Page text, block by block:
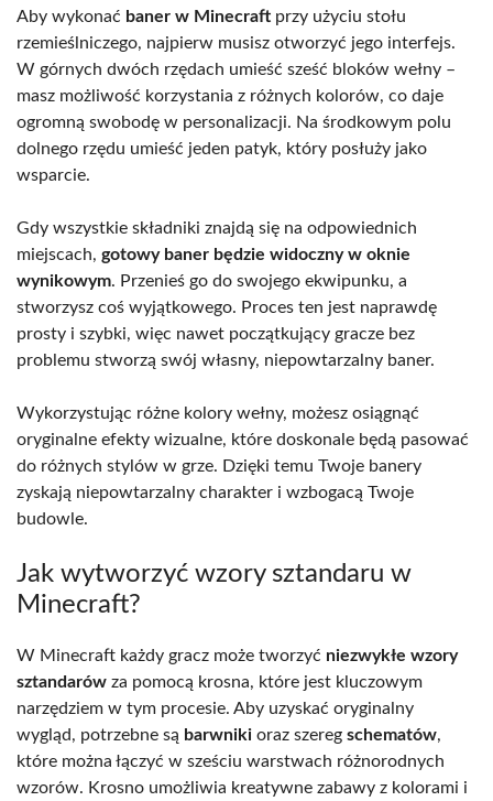
Aby wykonać baner w Minecraft przy użyciu stołu
rzemieślniczego, najpierw musisz otworzyć jego interfejs.
W górnych dwóch rzędach umieść sześć bloków wełny –
masz możliwość korzystania z różnych kolorów, co daje
ogromną swobodę w personalizacji. Na środkowym polu
dolnego rzędu umieść jeden patyk, który posłuży jako
wsparcie.
Gdy wszystkie składniki znajdą się na odpowiednich
miejscach, gotowy baner będzie widoczny w oknie
wynikowym. Przenieś go do swojego ekwipunku, a
stworzysz coś wyjątkowego. Proces ten jest naprawdę
prosty i szybki, więc nawet początkujący gracze bez
problemu stworzą swój własny, niepowtarzalny baner.
Wykorzystując różne kolory wełny, możesz osiągnąć
oryginalne efekty wizualne, które doskonale będą pasować
do różnych stylów w grze. Dzięki temu Twoje banery
zyskają niepowtarzalny charakter i wzbogacą Twoje
budowle.
Jak wytworzyć wzory sztandaru w
Minecraft?
W Minecraft każdy gracz może tworzyć niezwykłe wzory
sztandarów za pomocą krosna, które jest kluczowym
narzędziem w tym procesie. Aby uzyskać oryginalny
wygląd, potrzebne są barwniki oraz szereg schematów,
które można łączyć w sześciu warstwach różnorodnych
wzorów. Krosno umożliwia kreatywne zabawy z kolorami i